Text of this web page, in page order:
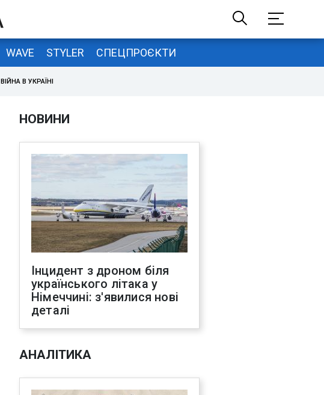
WAVE STYLER СПЕЦПРОЄКТИ
ВІЙНА В УКРАЇНІ
НОВИНИ
Інцидент з дроном біля
українського літака у
Німеччині: з'явилися нові
деталі
АНАЛІТИКА